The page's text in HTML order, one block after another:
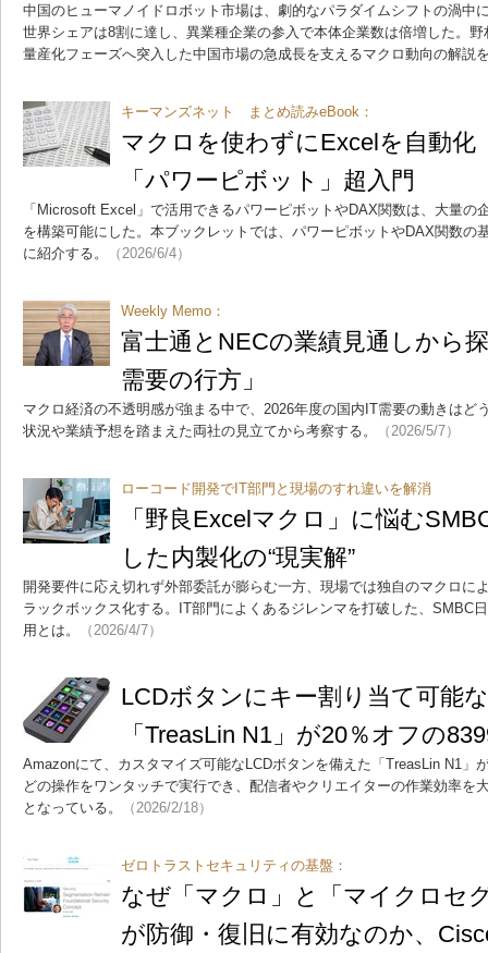
中国のヒューマノイドロボット市場は、劇的なパラダイムシフトの渦中
世界シェアは8割に達し、異業種企業の参入で本体企業数は倍増した。
量産化フェーズへ突入した中国市場の急成長を支えるマクロ動向の解説
キーマンズネット まとめ読みeBook：
マクロを使わずにExcelを自動
「パワーピボット」超入門
「Microsoft Excel」で活用できるパワーピボットやDAX関数は、大量の
を構築可能にした。本ブックレットでは、パワーピボットやDAX関数の
に紹介する。
（2026/6/4）
Weekly Memo：
富士通とNECの業績見通しから
需要の行方」
マクロ経済の不透明感が強まる中で、2026年度の国内IT需要の動きはど
状況や業績予想を踏まえた両社の見立てから考察する。
（2026/5/7）
ローコード開発でIT部門と現場のすれ違いを解消
「野良Excelマクロ」に悩む
した内製化の“現実解”
開発要件に応え切れず外部委託が膨らむ一方、現場では独自のマクロに
ラックボックス化する。IT部門によくあるジレンマを打破した、SMBC
用とは。
（2026/4/7）
LCDボタンにキー割り当て可能
「TreasLin N1」が20％オフの
Amazonにて、カスタマイズ可能なLCDボタンを備えた「TreasLin N1」
どの操作をワンタッチで実行でき、配信者やクリエイターの作業効率を
となっている。
（2026/2/18）
ゼロトラストセキュリティの基盤：
なぜ「マクロ」と「マイクロセ
が防御・復旧に有効なのか、